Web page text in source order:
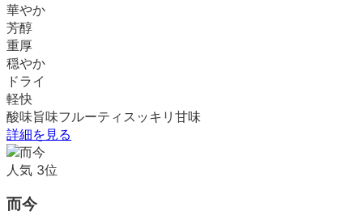
華やか
芳醇
重厚
穏やか
ドライ
軽快
酸味旨味フルーティ スッキリ 甘味
詳細を見る
人気 3位
而今